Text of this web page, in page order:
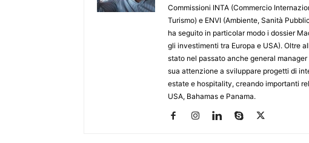
Commissioni INTA (Commercio
Turismo) e ENVI (Ambiente, Sanità
ha seguito in particolar modo i dossier
gli investimenti tra Europa e USA). Oltre
stato nel passato anche general
sua attenzione a sviluppare progetti di
estate e hospitality, creando importanti
USA, Bahamas e Panama.